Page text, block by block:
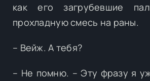
как его загрубевшие
прохладную смесь на раны.
– Вейж. А тебя?
– Не помню. – Эту фразу я